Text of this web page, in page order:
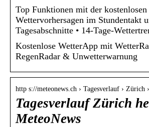
Top Funktionen mit der
Wettervorhersagen im Stundentakt
Tagesabschnitte • 14-Tage-
Kostenlose WetterApp mit
RegenRadar & Unwetterwarnung
http s://meteonews.ch › Tagesverlauf › Zürich
Tagesverlauf Zürich
MeteoNews